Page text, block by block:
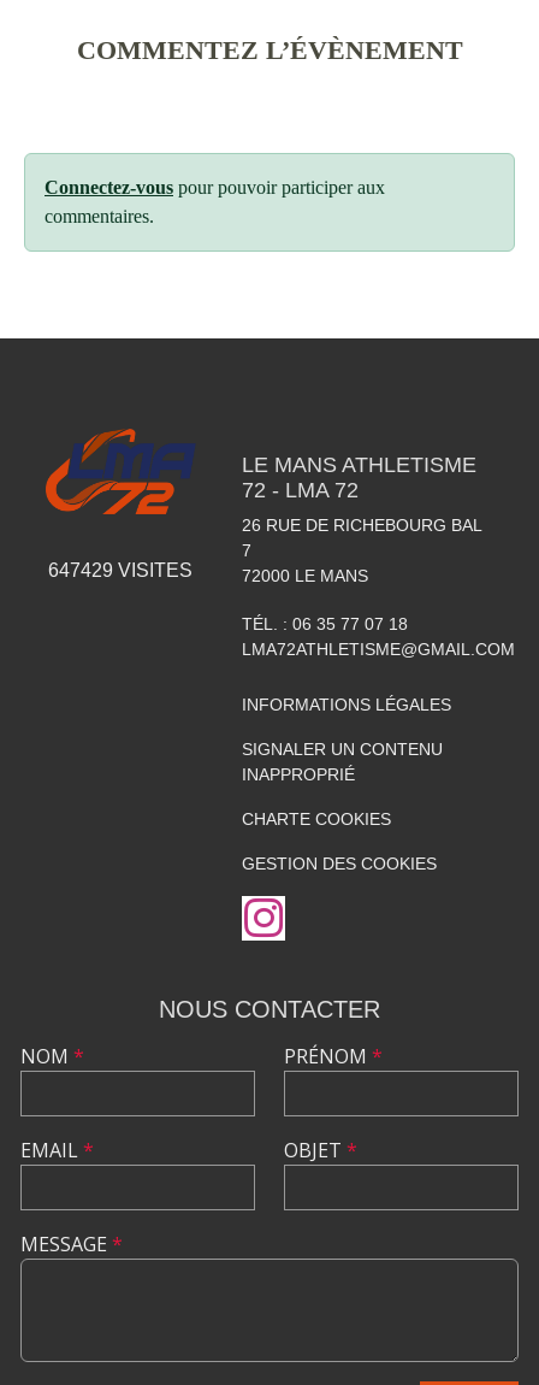
COMMENTEZ L’ÉVÈNEMENT
Connectez-vous pour pouvoir participer aux
commentaires.
647429 VISITES
LE MANS ATHLETISME
72 - LMA 72
26 RUE DE RICHEBOURG BAL
7
72000 LE MANS
TÉL. : 06 35 77 07 18
LMA72ATHLETISME@GMAIL.COM
INFORMATIONS LÉGALES
SIGNALER UN CONTENU
INAPPROPRIÉ
CHARTE COOKIES
GESTION DES COOKIES
NOUS CONTACTER
NOM *
EMAIL*
PRÉNOM *
OBJET *
MESSAGE *